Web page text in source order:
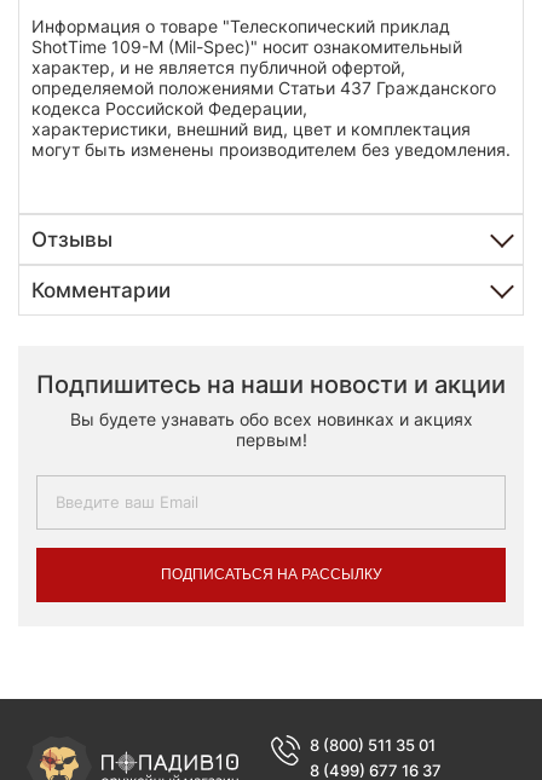
Информация о товаре "Телескопический приклад
ShotTime 109-M (Mil-Spec)" носит ознакомительный
характер, и не является публичной офертой,
определяемой положениями Статьи 437 Гражданского
кодекса Российской Федерации,
характеристики, внешний вид, цвет и комплектация
могут быть изменены производителем без уведомления.
Отзывы
Комментарии
Подпишитесь на наши новости и акции
Вы будете узнавать обо всех новинках и акциях
первым!
ПОДПИСАТЬСЯ НА РАССЫЛКУ
8 (800) 511 35 01
8 (499) 677 16 37